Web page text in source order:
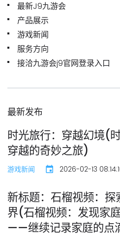
最新J9九游会
产品展示
游戏新闻
服务方向
接洽九游会j9官网登录入口
最新发布
时光旅行：穿越幻境(
穿越的奇妙之旅)
游戏新闻 2026-02-13
新标题：石榴视频：
界(石榴视频：发现家
——继续记录家庭的点